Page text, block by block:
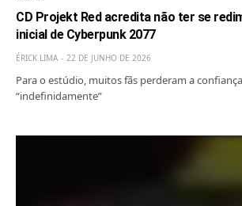
CD Projekt Red acredita não ter se
inicial de Cyberpunk 2077
ÉRICK LIMA 22 DE JUNHO DE 2026
Para o estúdio, muitos fãs perderam a
“indefinidamente”